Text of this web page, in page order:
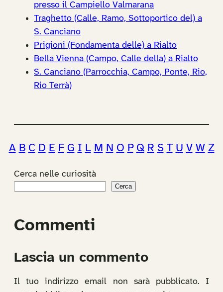
presso il Campiello Valmarana
Traghetto (Calle, Ramo, Sottoportico del) a
S. Canciano
Prigioni (Fondamenta delle) a Rialto
Bella Vienna (Campo, Calle della) a Rialto
S. Canciano (Parrocchia, Campo, Ponte, Rio,
Rio Terrà)
A B C D E F G I L M N O P Q R S T U V W Z
Cerca nelle curiosità
Cerca
Commenti
Lascia un commento
Il tuo indirizzo email non sarà pubblicato.
I